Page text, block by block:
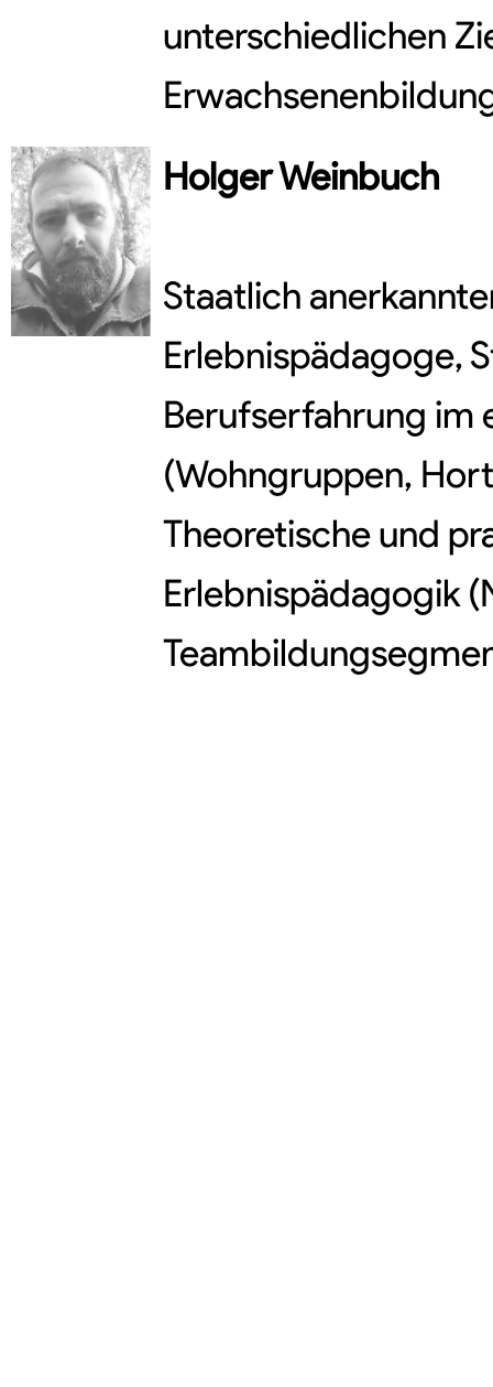
unterschiedlichen
HolgerWeinbuch
Staatlich
Erlebnispädagoge,
Berufserfahrung im
(Wohngruppen,
Theoretische und
Erlebnispädagogik